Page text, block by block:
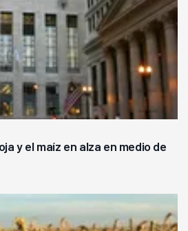
y el maíz en alza en medio de